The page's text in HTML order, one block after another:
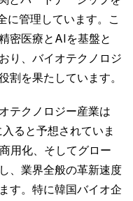
に管理しています。こ
密医療とAIを基盤と
り、バイオテクノロジ
割を果たしています。
テクノロジー産業は
ると予想されていま
用化、そしてグロー
、業界全般の革新速度
す。特に韓国バイオ企